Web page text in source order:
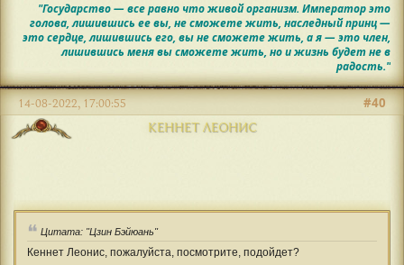
"Государство — все равно что живой организм. Император это
голова, лишившись ее вы, не сможете жить, наследный принц —
это сердце, лишившись его, вы не сможете жить, а я — это член,
лишившись меня вы сможете жить, но и жизнь будет не в
радость."
КЕННЕТ ЛЕОНИС
#40
14-08-2022, 17:00:55
Цитата: "Цзин Бэйюань"
Кеннет Леонис, пожалуйста, посмотрите, подойдет?